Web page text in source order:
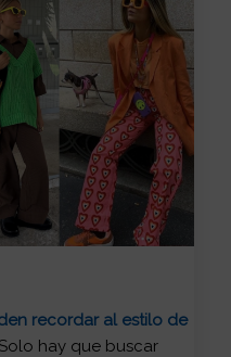
recordar al estilo de
hay que buscar